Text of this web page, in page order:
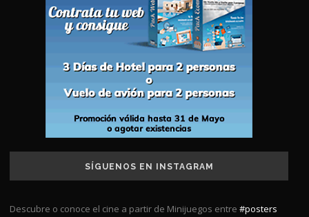
SÍGUENOS EN INSTAGRAM
Descubre o conoce el cine a partir de Minijuegos entre #posters